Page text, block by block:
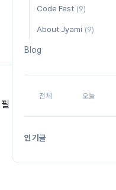
Code Fest (9)
About Jyami (9)
Blog
전체 오늘